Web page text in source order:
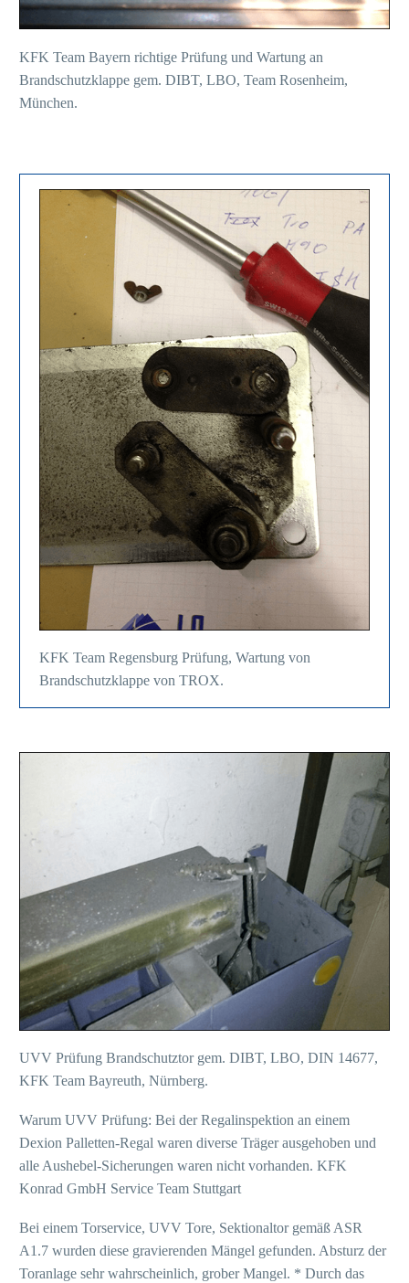
KFK Team Bayern richtige Prüfung und Wartung an
Brandschutzklappe gem. DIBT, LBO, Team Rosenheim,
München.
KFK Team Regensburg Prüfung, Wartung von
Brandschutzklappe von TROX.
UVV Prüfung Brandschutztor gem. DIBT, LBO, DIN 14677,
KFK Team Bayreuth, Nürnberg.
Warum UVV Prüfung: Bei der Regalinspektion an einem
Dexion Palletten-Regal waren diverse Träger ausgehoben und
alle Aushebel-Sicherungen waren nicht vorhanden. KFK
Konrad GmbH Service Team Stuttgart
Bei einem Torservice, UVV Tore, Sektionaltor gemäß ASR
A1.7 wurden diese gravierenden Mängel gefunden. Absturz der
Toranlage sehr wahrscheinlich, grober Mangel. * Durch das